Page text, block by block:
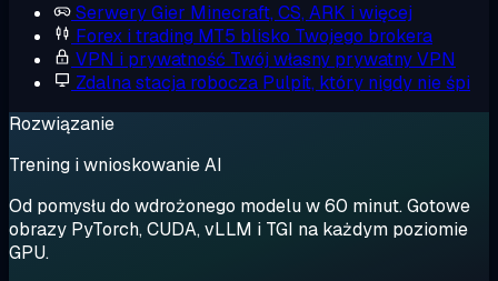
Serwery Gier Minecraft, CS, ARK i więcej
Forex i trading MT5 blisko Twojego brokera
VPN i prywatność Twój własny prywatny VPN
Zdalna stacja robocza Pulpit, który nigdy nie śpi
Rozwiązanie
Trening i wnioskowanie AI
Od pomysłu do wdrożonego modelu w 60 minut. Gotowe
obrazy PyTorch, CUDA, vLLM i TGI na każdym poziomie
GPU.